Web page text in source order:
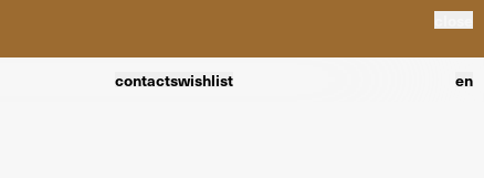
contactswishlist en